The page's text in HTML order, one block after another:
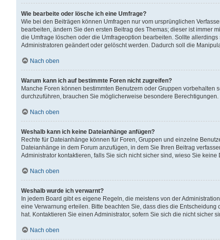
Wie bearbeite oder lösche ich eine Umfrage?
Wie bei den Beiträgen können Umfragen nur vom ursprünglichen
bearbeiten, ändern Sie den ersten Beitrag des Themas; dieser ist immer
die Umfrage löschen oder die Umfrageoption bearbeiten. Sollte
Administratoren geändert oder gelöscht werden. Dadurch soll die
Nach oben
Warum kann ich auf bestimmte Foren nicht zugreifen?
Manche Foren können bestimmten Benutzern oder Gruppen
durchzuführen, brauchen Sie möglicherweise besondere
Nach oben
Weshalb kann ich keine Dateianhänge anfügen?
Rechte für Dateianhänge können für Foren, Gruppen und einzelne
Dateianhänge in dem Forum anzufügen, in dem Sie Ihren Beitrag
Administrator kontaktieren, falls Sie sich nicht sicher sind, wieso Sie
Nach oben
Weshalb wurde ich verwarnt?
In jedem Board gibt es eigene Regeln, die meistens von der
eine Verwarnung erteilen. Bitte beachten Sie, dass dies die
hat. Kontaktieren Sie einen Administrator, sofern Sie sich die nicht sicher
Nach oben